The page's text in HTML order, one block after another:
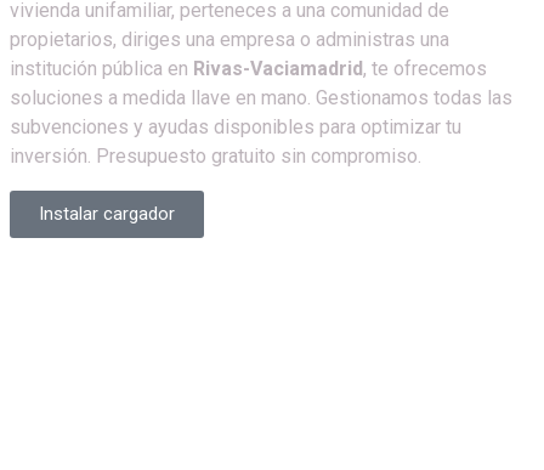
vivienda unifamiliar, perteneces a una comunidad de
propietarios, diriges una empresa o administras una
institución pública en Rivas-Vaciamadrid, te ofrecemos
soluciones a medida llave en mano. Gestionamos todas las
subvenciones y ayudas disponibles para optimizar tu
inversión. Presupuesto gratuito sin compromiso.
Instalar cargador